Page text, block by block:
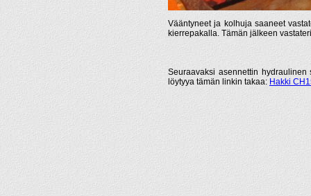
Vääntyneet ja kolhuja saaneet
kierrepakalla. Tämän jälkeen
Seuraavaksi asennettin
löytyya tämän linkin takaa: Hakki